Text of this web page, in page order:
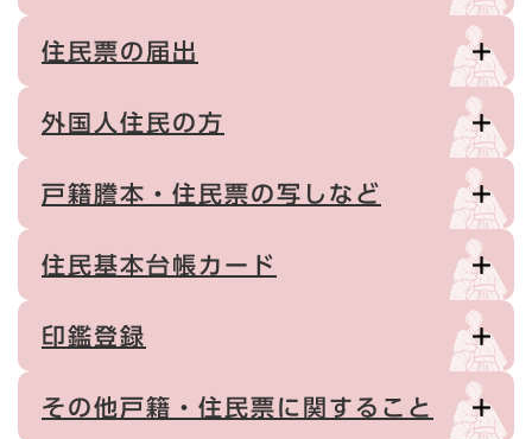
住民票の届出
外国人住民の方
戸籍謄本・住民票の写しなど
住民基本台帳カード
印鑑登録
その他戸籍・住民票に関すること